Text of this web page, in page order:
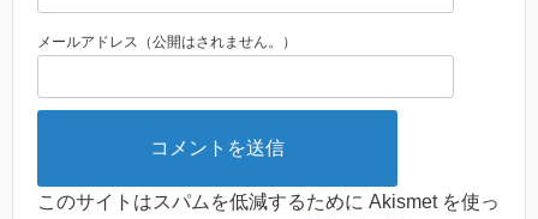
メールアドレス（公開はされません。）
このサイトはスパムを低減するために Akismet を使っ